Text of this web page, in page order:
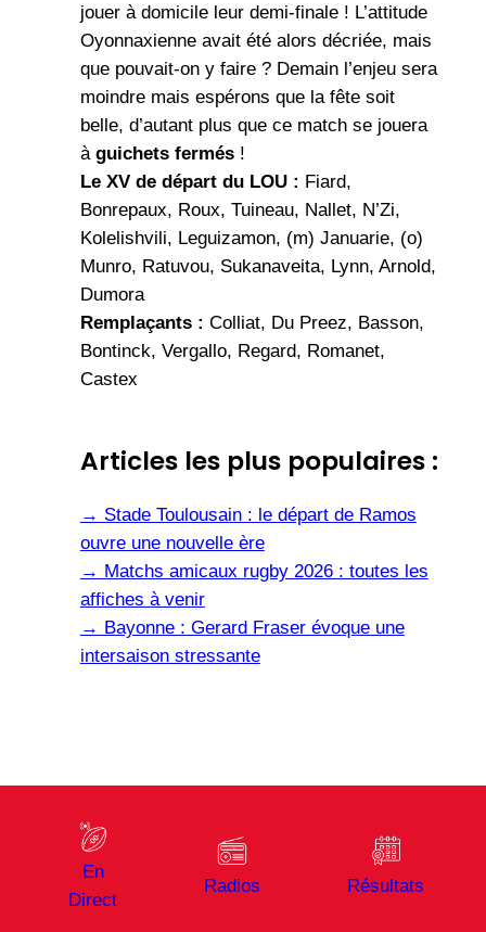
jouer à domicile leur demi-finale ! L’attitude
Oyonnaxienne avait été alors décriée, mais
que pouvait-on y faire ? Demain l’enjeu sera
moindre mais espérons que la fête soit
belle, d’autant plus que ce match se jouera
àguichets fermés!
Le XV de départ du LOU : Fiard,
Bonrepaux, Roux, Tuineau, Nallet, N’Zi,
Kolelishvili, Leguizamon, (m) Januarie, (o)
Munro, Ratuvou, Sukanaveita, Lynn, Arnold,
Dumora
Remplaçants : Colliat, Du Preez, Basson,
Bontinck, Vergallo, Regard, Romanet,
Castex
Articles les plus populaires :
→ Stade Toulousain : le départ de Ramos
ouvre une nouvelle ère
→ Matchs amicaux rugby 2026 : toutes les
affiches à venir
→ Bayonne : Gerard Fraser évoque une
intersaison stressante
En
Direct
Radios Résultats